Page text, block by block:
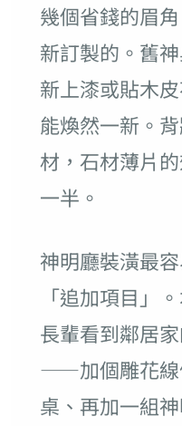
幾個省錢的眉
新訂製的。舊
新上漆或貼木
能煥然一新。
材，石材薄片
一半。
神明廳裝潢最
「追加項目」
長輩看到鄰居
——加個雕花線
桌、再加一組